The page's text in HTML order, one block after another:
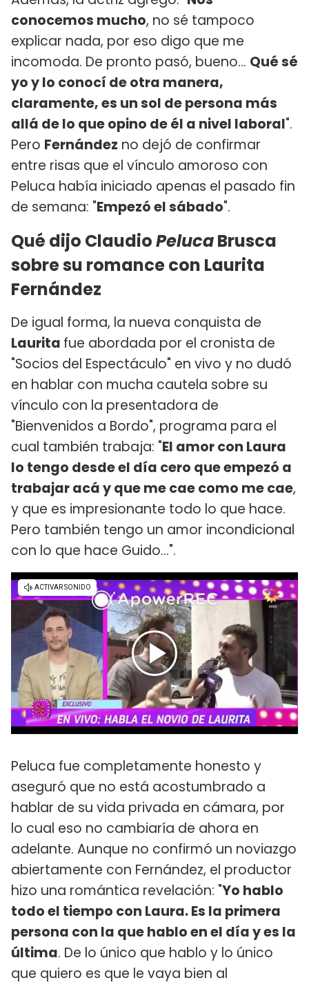
conocemos mucho, no sé tampoco
explicar nada, por eso digo que me
incomoda. De pronto pasó, bueno... Qué sé
yo y lo conocí de otra manera,
claramente, es un sol de persona más
allá de lo que opino de él a nivel laboral".
Pero Fernández no dejó de confirmar
entre risas que el vínculo amoroso con
Peluca había iniciado apenas el pasado fin
de semana: "Empezó el sábado".
Qué dijo ClaudioPelucaBrusca
sobre su romance con Laurita
Fernández
De igual forma, la nueva conquista de
Laurita fue abordada por el cronista de
"Socios del Espectáculo" en vivo y no dudó
en hablar con mucha cautela sobre su
vínculo con la presentadora de
"Bienvenidos a Bordo", programa para el
cual también trabaja: "El amor con Laura
lo tengo desde el día cero que empezó a
trabajar acá y que me cae como me cae,
y que es impresionante todo lo que hace.
Pero también tengo un amor incondicional
con lo que hace Guido...".
Peluca fue completamente honesto y
aseguró que no está acostumbrado a
hablar de su vida privada en cámara, por
lo cual eso no cambiaría de ahora en
adelante. Aunque no confirmó un noviazgo
abiertamente con Fernández, el productor
hizo una romántica revelación: "Yo hablo
todo el tiempo con Laura. Es la primera
persona con la que hablo en el día y es la
última. De lo único que hablo y lo único
que quiero es que le vaya bien al